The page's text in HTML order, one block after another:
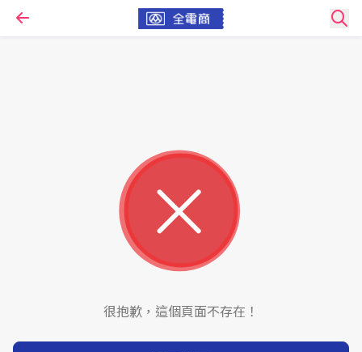
很抱歉，這個頁面不存在！